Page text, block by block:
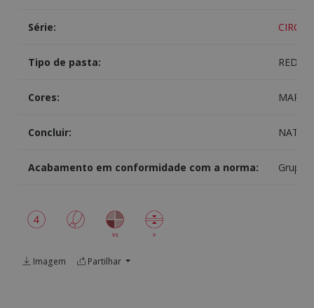
Série: CIRCE
Tipo de pasta: RED
Cores: MARFIL
Concluir:
Acabamento em conformidade com a norma: Grupo
Imagem Partilhar